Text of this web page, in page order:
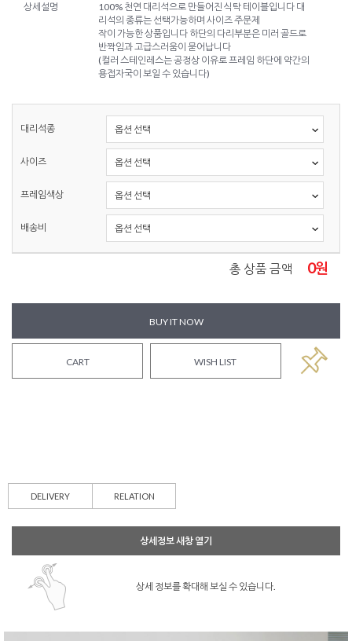
상세설명
100% 천연 대리석으로 만들어진 식탁 테이블입니다 대
리석의 종류는 선택가능하며 사이즈 주문제
작이 가능한 상품입니다 하단의 다리부분은 미러 골드로
반짝임과 고급스러움이 묻어납니다
(컬러 스테인레스는 공정상 이유로 프레임 하단에 약간의
용접자국이 보일 수 있습니다)
대리석종
사이즈
프레임색상
배송비
총 상품 금액 0원
BUY IT NOW
CART WISH LIST
DELIVERY RELATION
상세정보 새창 열기
상세 정보를 확대해 보실 수 있습니다.